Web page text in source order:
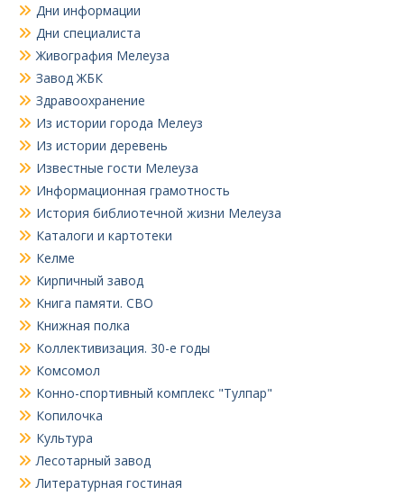
Дни информации
Дни специалиста
Живография Мелеуза
Завод ЖБК
Здравоохранение
Из истории города Мелеуз
Из истории деревень
Известные гости Мелеуза
Информационная грамотность
История библиотечной жизни Мелеуза
Каталоги и картотеки
Келме
Кирпичный завод
Книга памяти. СВО
Книжная полка
Коллективизация. 30-е годы
Комсомол
Конно-спортивный комплекс "Тулпар"
Копилочка
Культура
Лесотарный завод
Литературная гостиная